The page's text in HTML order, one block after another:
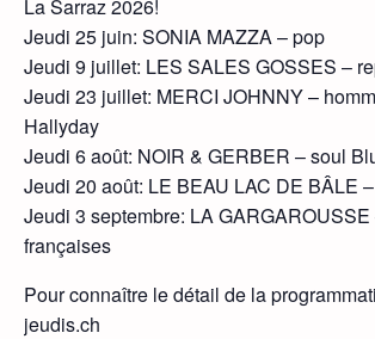
La Sarraz 2026!
Jeudi 25 juin: SONIA MAZZA – pop
Jeudi 9 juillet: LES SALES GOSSES –
Jeudi 23 juillet: MERCI JOHNNY –
Hallyday
Jeudi 6 août: NOIR & GERBER – soul
Jeudi 20 août: LE BEAU LAC DE BÂLE
Jeudi 3 septembre: LA
françaises
Pour connaître le détail de la
jeudis.ch